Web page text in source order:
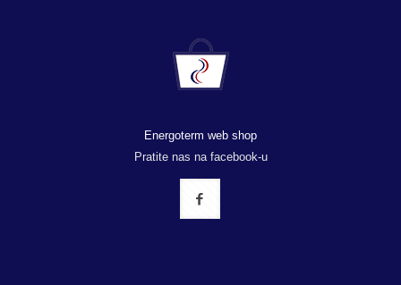
Energoterm web shop
Pratite nas na facebook-u